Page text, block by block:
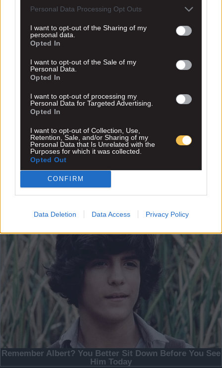
Personal Data Processing Opt Outs
I want to opt-out of the Sharing of my
personal data.
Opted In
I want to opt-out of the Sale of my
Personal Data.
Opted In
I want to opt-out of processing my
Personal Data for Targeted Advertising.
Opted In
I want to opt-out of Collection, Use,
Retention, Sale, and/or Sharing of my
Personal Data that Is Unrelated with the
Purposes for which it was collected.
Opted Out
CONFIRM
Data Deletion Data Access Privacy Policy